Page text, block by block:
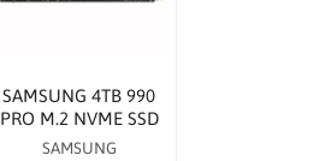
SAMSUNG 4TB 990
PRO M.2 NVME SSD
7450/6900 Okuma
SAMSUNG